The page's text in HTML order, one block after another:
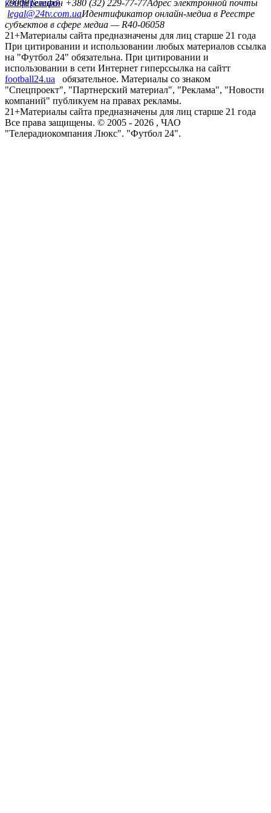
конференций
79008Телефон +380 (32) 229-77-77Адрес электронной почты
legal@24tv.com.uaИдентификатор онлайн-медиа в Реестре
субъектов в сфере медиа — R40-06058
21+Материалы сайта предназначены для лиц старше 21 года
При цитировании и использовании любых материалов ссылка
на "Футбол 24" обязательна. При цитировании и
использовании в сети Интернет гиперссылка на сайтт
football24.ua
обязательное. Материалы со знаком
"Спецпроект", "Партнерский материал", "Реклама", "Новости
компаний" публикуем на правах рекламы.
21+Материалы сайта предназначены для лиц старше 21 года
Все права защищены. © 2005 - 2026 , ЧАО
"Телерадиокомпания Люкс". "Футбол 24".